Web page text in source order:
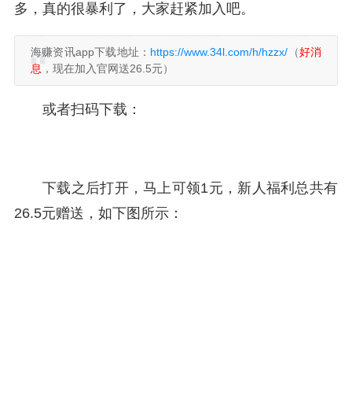
多，真的很暴利了，大家赶紧加入吧。
海赚资讯app下载地址： https://www.34l.com/h/hzzx/ （好消
息 ，现在加入官网送26.5元）
或者扫码下载：
下载之后打开，马上可领1元，新人福利总共有
26.5元赠送，如下图所示：